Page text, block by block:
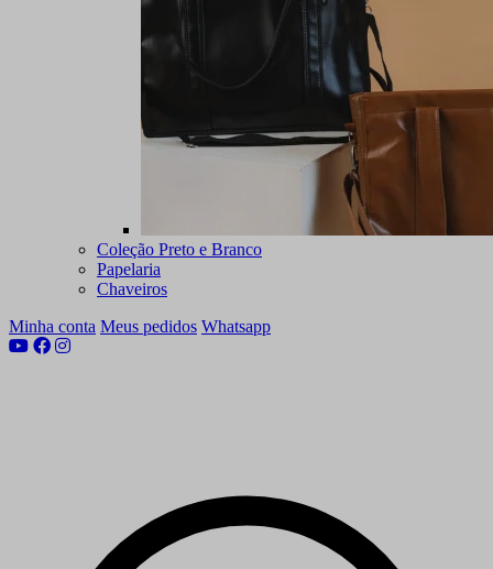
Coleção Preto e Branco
Papelaria
Chaveiros
Minha conta Meus pedidos Whatsapp